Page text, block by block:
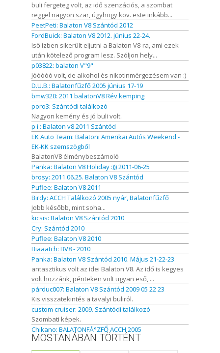
buli fergeteg volt, az idő szenzációs, a szombat
reggel nagyon szar, úgyhogy köv. este inkább...
PeetPeti: Balaton V8 Szántód 2012
FordBuick: Balaton V8 2012. június 22-24.
lső ízben sikerült eljutni a Balaton V8-ra, ami ezek
után kötelező program lesz. Szóljon hely...
p03822: balaton V"9"
Jóóóóó volt, de alkohol és nikotinmérgezésem van :)
D.U.B.: Balatonfűzfő 2005 június 17-19
bmw320: 2011 balatonV8 Rév kemping
poro3: Szántódi találkozó
Nagyon kemény és jó buli volt.
p i : Balaton v8 2011 Szántód
EK Auto Team: Balatoni Amerikai Autós Weekend -
EK-KK szemszögből
BalatonV8 élménybeszámoló
Panka: Balaton V8 Holiday :))) 2011-06-25
brosy: 2011.06.25. Balaton V8 Szántód
Puflee: Balaton V8 2011
Birdy: ACCH Találkozó 2005 nyár, Balatonfűzfő
Jobb később, mint soha...
kicsis: Balaton V8 Szántód 2010
Cry: Szántód 2010
Puflee: Balaton V8 2010
Biaaatch: BV8 - 2010
Panka: Balaton V8 Szántód 2010. Május 21-22-23
antasztikus volt az idei Balaton V8. Az idő is kegyes
volt hozzánk, pénteken volt ugyan eső, ...
párduc007: Balaton V8 Szántód 2009 05 22 23
Kis visszatekintés a tavalyi buliról.
custom cruiser: 2009. Szántódi találkozó
Szombati képek.
Chikano: BALATONFÅ°ZFŐ ACCH 2005
MOSTANÁBAN TÖRTÉNT